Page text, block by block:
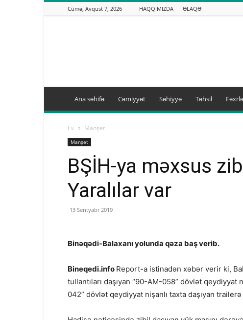
Cümə, Avqust 7, 2026 HAQQIMIZDA ƏLAQƏ
Ana səhifə Cəmiyyət Səhiyyə Təhsil
Ev Manşet
Manşet
BŞİH-ya məxsus
Yaralılar var
13 Sentyabr 2019
Binəqədi-Balaxanı yolunda qəza baş verib.
Bineqedi.info Report-a istinadən xəbər verir ki,
tullantıları daşıyan “90-AM-058” dövlət qeydiyyat
042” dövlət qeydiyyat nişanlı taxta daşıyan trailerə